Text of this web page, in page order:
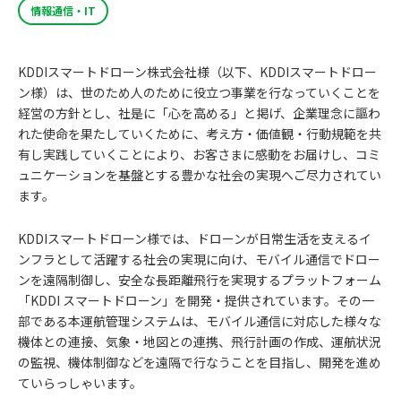
情報通信・IT
KDDIスマートドローン株式会社様（以下、KDDIスマートドロー
ン様）は、世のため人のために役立つ事業を行なっていくことを
経営の方針とし、社是に「心を高める」と掲げ、企業理念に謳わ
れた使命を果たしていくために、考え方・価値観・行動規範を共
有し実践していくことにより、お客さまに感動をお届けし、コミ
ュニケーションを基盤とする豊かな社会の実現へご尽力されてい
ます。
KDDIスマートドローン様では、ドローンが日常生活を支えるイ
ンフラとして活躍する社会の実現に向け、モバイル通信でドロー
ンを遠隔制御し、安全な長距離飛行を実現するプラットフォーム
「KDDI スマートドローン」を開発・提供されています。その一
部である本運航管理システムは、モバイル通信に対応した様々な
機体との連接、気象・地図との連携、飛行計画の作成、運航状況
の監視、機体制御などを遠隔で行なうことを目指し、開発を進め
ていらっしゃいます。